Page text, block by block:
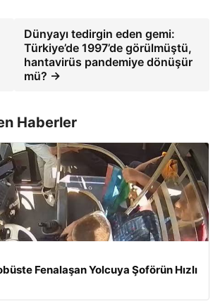
Dünyayı tedirgin eden gemi:
Türkiye’de 1997’de görülmüştü,
hantavirüs pandemiye dönüşür
mü? →
Haberler
Fenalaşan Yolcuya Şoförün Hızlı